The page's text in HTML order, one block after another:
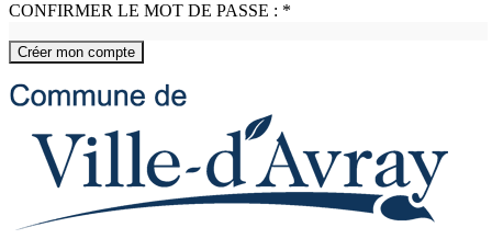
CONFIRMER LE MOT DE PASSE : *